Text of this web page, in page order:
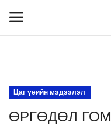
Танилцуулга
Цаг үеийн мэдээлэл
ӨРГӨДӨЛ